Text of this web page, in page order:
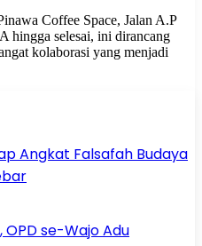
Coffee Space, Jalan A.P
hingga selesai, ini dirancang
kolaborasi yang menjadi
Angkat Falsafah Budaya
OPD se-Wajo Adu